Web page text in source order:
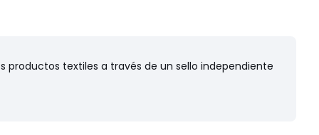
productos textiles a través de un sello independiente